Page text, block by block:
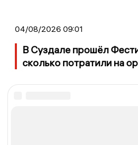
04/08/2026 09:01
В Суздале прошёл
сколько потратили на